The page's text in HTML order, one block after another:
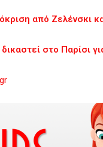
από Ζελένσκι
στο Παρίσι